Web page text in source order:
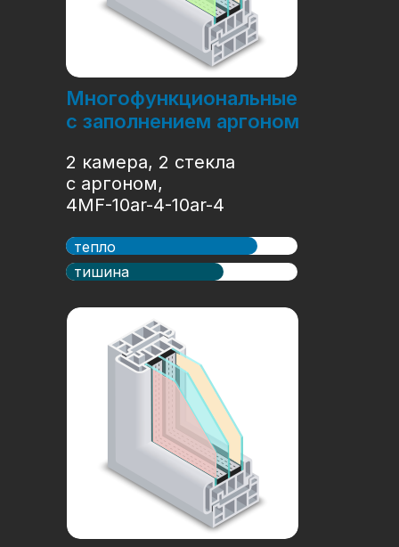
2 камера, 2 стекла
с аргоном,
4MF-10ar-4-10ar-4
Многофункциональные
с заполнением аргоном
тепло
тишина